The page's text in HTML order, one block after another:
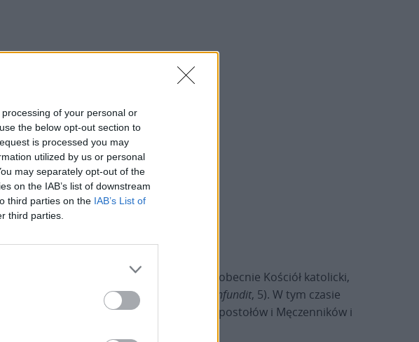
of your personal or
the below opt-out section to
is processed you may
utilized by us or personal
may separately opt-out of the
on the IAB’s list of downstream
third parties on the IAB’s List of
third parties.
Rok Święty, który przeżywa obecnie Kościół katolicki,
sensu życia” (Bulla
Spes non confundit, 5). W tym czasie
Święte, zatrzymać się przy grobach Apostołów i Męczenników i